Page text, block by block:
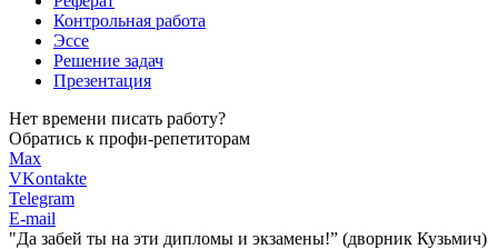
Контрольная работа
Эссе
Решение задач
Презентация
Нет времени писать работу?
Обратись к профи-репетиторам
Max
VKontakte
Telegram
E-mail
"Да забей ты на эти дипломы и экзамены!” (дворник Кузьмич)